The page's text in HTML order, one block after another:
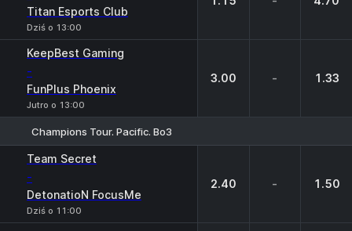
Titan Esports Club
Dziś o 13:00
KeepBest Gaming
-
FunPlus Phoenix
Jutro o 13:00
3.00 - 1.33
Champions Tour. Pacific. Bo3
Team Secret
-
DetonatioN FocusMe
Dziś o 11:00
2.40 - 1.50